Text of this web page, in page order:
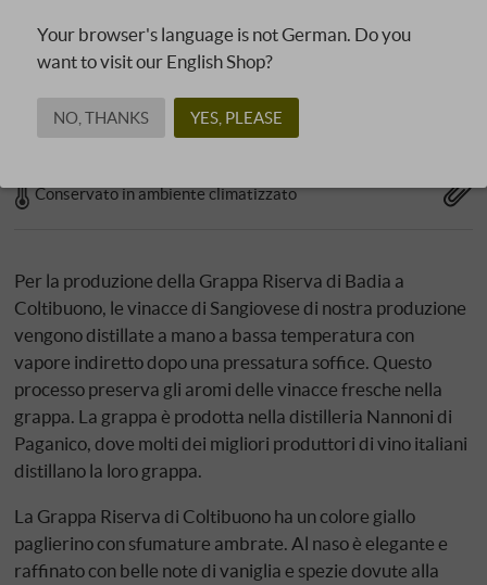
Gradazione alcolica: 42,00 % vol
Servire a: 16‑18 °C
Tappo: sughero naturale
Consegna possibile solo in CH, DE, IS, LI, NO e UK
Conservato in ambiente climatizzato
Per la produzione della Grappa Riserva di Badia a
Coltibuono, le vinacce di Sangiovese di nostra produzione
vengono distillate a mano a bassa temperatura con
vapore indiretto dopo una pressatura soffice. Questo
processo preserva gli aromi delle vinacce fresche nella
grappa. La grappa è prodotta nella distilleria Nannoni di
Paganico, dove molti dei migliori produttori di vino italiani
distillano la loro grappa.
La Grappa Riserva di Coltibuono ha un colore giallo
paglierino con sfumature ambrate. Al naso è elegante e
raffinato con belle note di vaniglia e spezie dovute alla
Your browser's language is not German. Do you
want to visit our English Shop?
NO, THANKS YES, PLEASE